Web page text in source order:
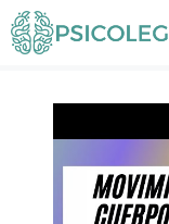
Saltar
al